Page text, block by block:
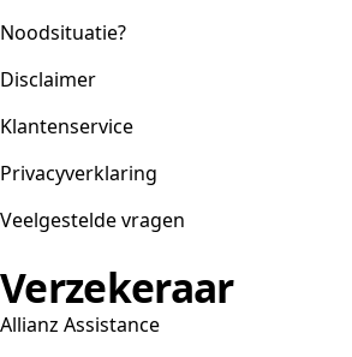
Noodsituatie?
Disclaimer
Klantenservice
Privacyverklaring
Veelgestelde vragen
Verzekeraar
Allianz Assistance